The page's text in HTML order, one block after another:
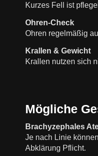
Kurzes Fell ist
Ohren-Check
Ohren regelmäßig
Krallen & Gewicht
Krallen nutzen sich
Mögliche
Brachyzephales
Je nach Linie
Abklärung Pflicht.